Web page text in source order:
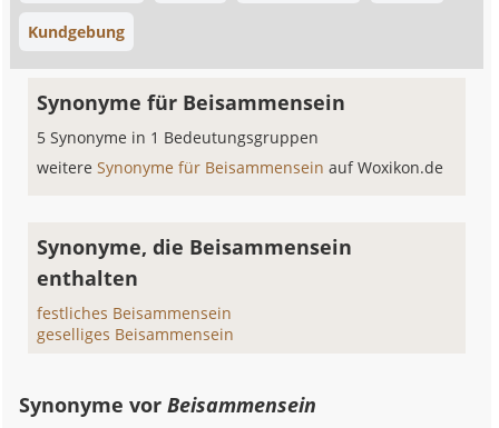
Kundgebung
Synonyme für Beisammensein
5 Synonyme in 1 Bedeutungsgruppen
weitereSynonyme für Beisammenseinauf Woxikon.de
Synonyme, die Beisammensein
enthalten
festliches Beisammensein
geselliges Beisammensein
Synonyme vorBeisammensein